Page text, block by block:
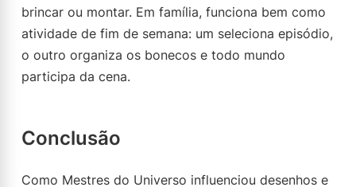
brincar ou montar. Em família, funciona bem como
atividade de fim de semana: um seleciona episódio,
o outro organiza os bonecos e todo mundo
participa da cena.
Conclusão
Como Mestres do Universo influenciou desenhos e